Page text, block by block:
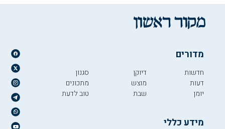
מדורים
חדשות
דעות
יומן
דיוקן
מוצש
שבת
סגנון
מתכונים
טוב לדעת
מידע כללי